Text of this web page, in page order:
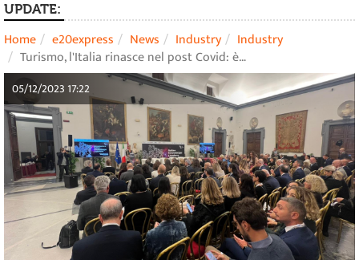
UPDATE:
Home e20express News Industry
Industry
Turismo, l'Italia rinasce nel post Covid: è…
05/12/2023 17:22